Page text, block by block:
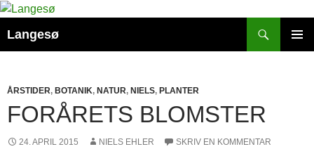
Hop
indhold
Langesø
ÅRSTIDER, BOTANIK, NATUR, NIELS, PLANTER
FORÅRETS BLOMSTER
24. APRIL 2015 NIELS EHLER SKRIV EN KOMMENTAR